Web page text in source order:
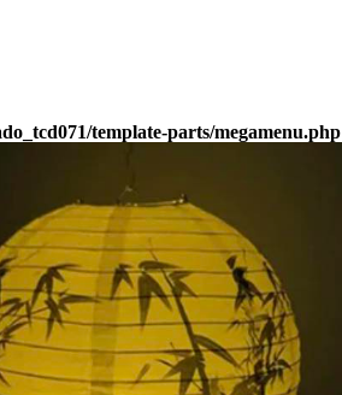
template-parts/megamenu.php